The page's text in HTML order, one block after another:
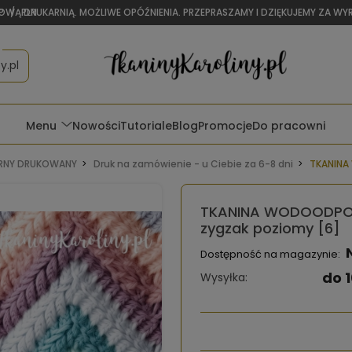
/ PLN
DRUKARNIĄ. MOŻLIWE OPÓŹNIENIA. PRZEPRASZAMY I DZIĘKUJEMY ZA
Menu NowościTutorialeBlogPromocjeDo pracowni
DRUKOWANY Druk na zamówienie - u Ciebie za 6-8 dni
TKANINA
zygzak poziomy [6]
Dostępność na magazynie:
Wysyłka: do